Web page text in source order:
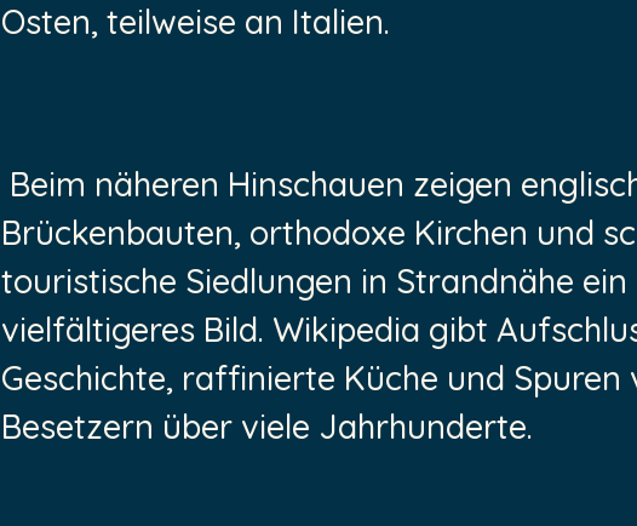
Osten, teilweise an Italien.
Beim näheren Hinschauen zeigen
Brückenbauten, orthodoxe Kirchen und
touristische Siedlungen in Strandnähe ein
vielfältigeres Bild. Wikipedia gibt
Geschichte, raffinierte Küche und Spuren
Besetzern über viele Jahrhunderte.